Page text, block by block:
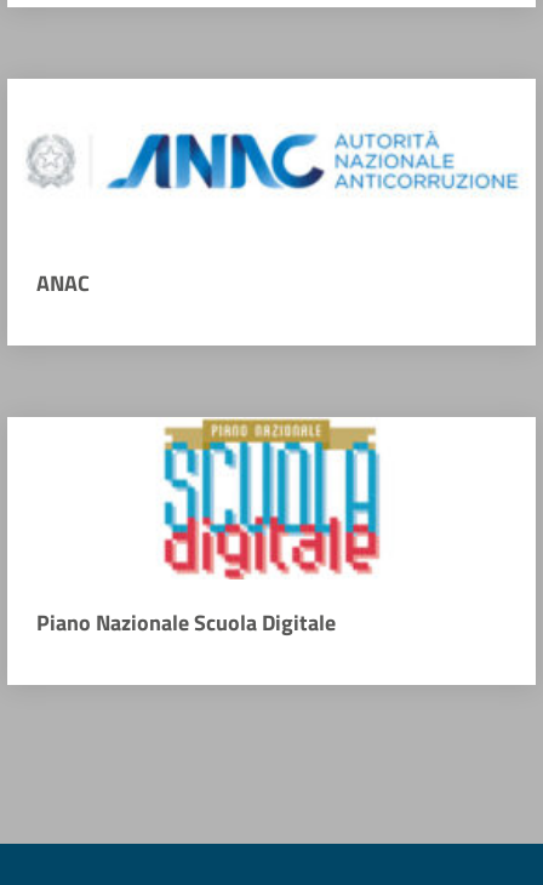
ANAC
Piano Nazionale Scuola Digitale